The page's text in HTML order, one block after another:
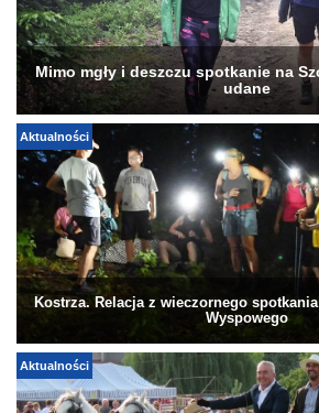
Mimo mgły i deszczu spotkanie na
udane
Aktualności
Kostrza. Relacja z wieczornego
Wyspowego
Aktualności